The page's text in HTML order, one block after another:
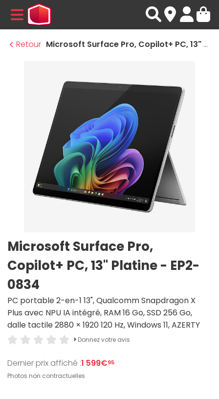
MENU
Retour
Microsoft Surface Pro, Copilot+ PC, 13" Platine - EP2-0834
Microsoft Surface Pro,
Copilot+ PC, 13" Platine - EP2-
0834
PC portable 2-en-1 13", Qualcomm Snapdragon X
Plus avec NPU IA intégré, RAM 16 Go, SSD 256 Go,
dalle tactile 2880 × 1920 120 Hz, Windows 11, AZERTY
Donnez votre avis
Dernier prix affiché :1 599€95
Photos non contractuelles